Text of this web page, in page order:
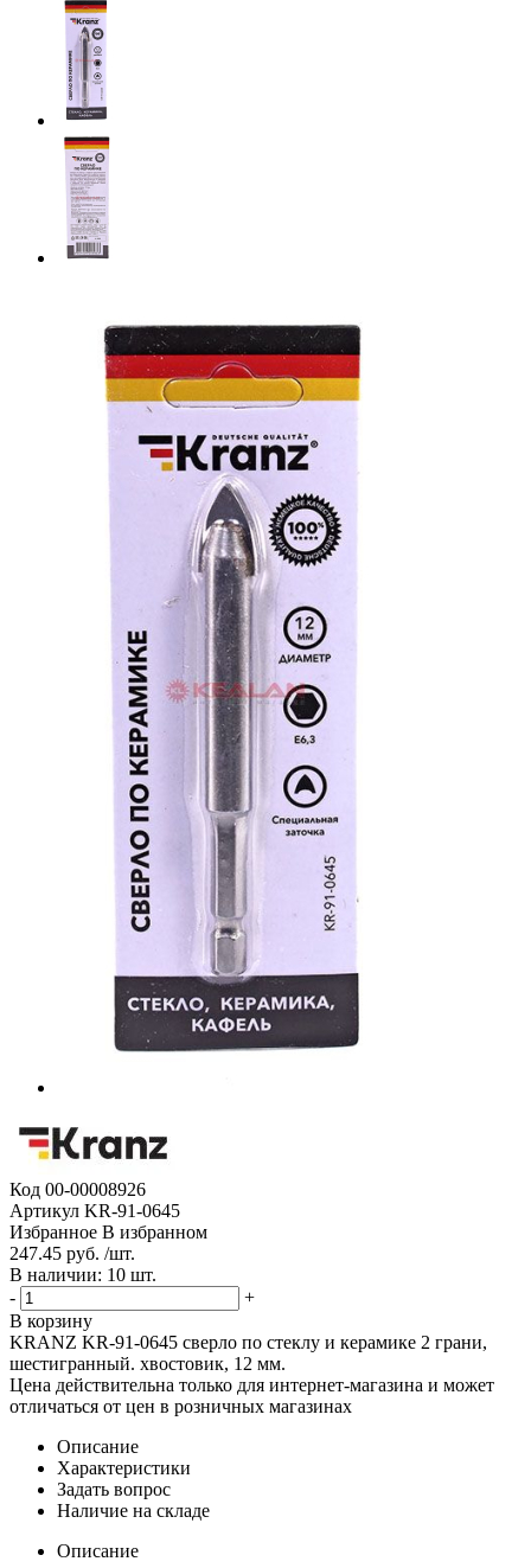
Код 00-00008926
Артикул KR-91-0645
Избранное В избранном
247.45 руб. /шт.
В наличии: 10 шт.
-
+
В корзину
KRANZ KR-91-0645 cверло по стеклу и керамике 2 грани,
шестигранный. хвостовик, 12 мм.
Цена действительна только для интернет-магазина и может
отличаться от цен в розничных магазинах
Описание
Характеристики
Задать вопрос
Наличие на складе
Описание